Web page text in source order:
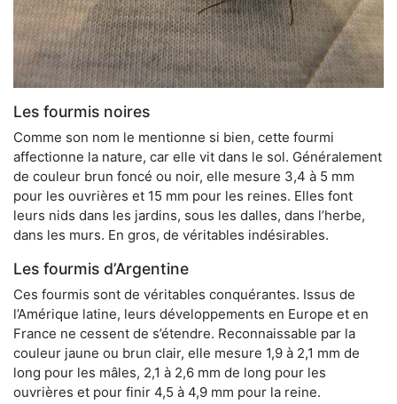
Les fourmis noires
Comme son nom le mentionne si bien, cette fourmi
affectionne la nature, car elle vit dans le sol. Généralement
de couleur brun foncé ou noir, elle mesure 3,4 à 5 mm
pour les ouvrières et 15 mm pour les reines. Elles font
leurs nids dans les jardins, sous les dalles, dans l’herbe,
dans les murs. En gros, de véritables indésirables.
Les fourmis d’Argentine
Ces fourmis sont de véritables conquérantes. Issus de
l’Amérique latine, leurs développements en Europe et en
France ne cessent de s’étendre. Reconnaissable par la
couleur jaune ou brun clair, elle mesure 1,9 à 2,1 mm de
long pour les mâles, 2,1 à 2,6 mm de long pour les
ouvrières et pour finir 4,5 à 4,9 mm pour la reine.